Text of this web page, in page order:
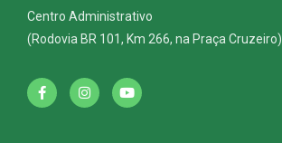
Centro Administrativo
(Rodovia BR 101, Km 266, na Praça Cruzeiro)